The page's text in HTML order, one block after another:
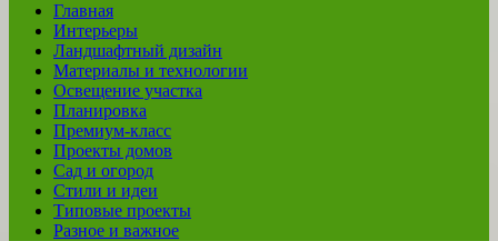
Главная
Интерьеры
Ландшафтный дизайн
Материалы и технологии
Освещение участка
Планировка
Премиум-класс
Проекты домов
Сад и огород
Стили и идеи
Типовые проекты
Разное и важное